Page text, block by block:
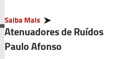
Saiba Mais
Atenuadores de Ruídos
Paulo Afonso